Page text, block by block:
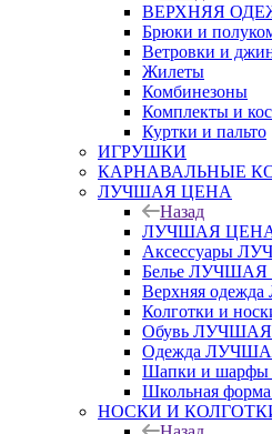
ВЕРХНЯЯ
Брюки и
Ветровки и
Жилеты
Комбинезоны
Комплекты и
Куртки и пальто
ИГРУШКИ
КАРНАВАЛЬНЫЕ
ЛУЧШАЯ ЦЕНА
Назад
ЛУЧШАЯ
Аксессуары
Белье
Верхняя
Колготки и
Обувь
Одежда
Шапки и
Школьная
НОСКИ И